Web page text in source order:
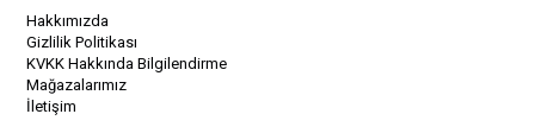
Hakkımızda
Gizlilik Politikası
KVKK Hakkında Bilgilendirme
Mağazalarımız
İletişim